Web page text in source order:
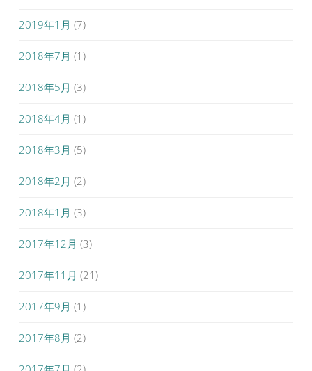
2019年1月 (7)
2018年7月 (1)
2018年5月 (3)
2018年4月 (1)
2018年3月 (5)
2018年2月 (2)
2018年1月 (3)
2017年12月 (3)
2017年11月 (21)
2017年9月 (1)
2017年8月 (2)